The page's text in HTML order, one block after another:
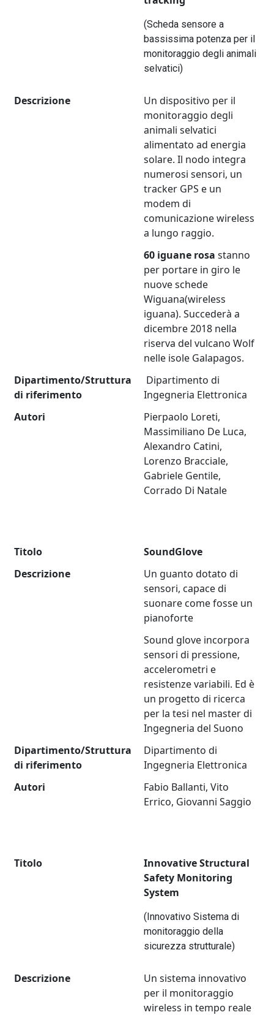
(Scheda sensore a
bassissima potenza per il
monitoraggio degli animali
selvatici)
Descrizione
Un dispositivo per il
monitoraggio degli
animali selvatici
alimentato ad energia
solare. Il nodo integra
numerosi sensori, un
tracker GPS e un
modem di
comunicazione wireless
a lungo raggio.
60 iguane rosa stanno
per portare in giro le
nuove schede
Wiguana(wireless
iguana). Succederà a
dicembre 2018 nella
riserva del vulcano Wolf
nelle isole Galapagos.
Dipartimento/Struttura
di riferimento
Dipartimento di
Ingegneria Elettronica
Autori
Pierpaolo Loreti,
Massimiliano De Luca,
Alexandro Catini,
Lorenzo Bracciale,
Gabriele Gentile,
Corrado Di Natale
Titolo
SoundGlove
Descrizione
Un guanto dotato di
sensori, capace di
suonare come fosse un
pianoforte
Sound glove incorpora
sensori di pressione,
accelerometri e
resistenze variabili. Ed è
un progetto di ricerca
per la tesi nel master di
Ingegneria del Suono
Dipartimento/Struttura
di riferimento
Dipartimento di
Ingegneria Elettronica
Autori
Fabio Ballanti, Vito
Errico, Giovanni Saggio
Titolo
Innovative Structural
Safety Monitoring
System
(Innovativo Sistema di
monitoraggio della
sicurezza strutturale)
Descrizione
Un sistema innovativo
per il monitoraggio
wireless in tempo reale